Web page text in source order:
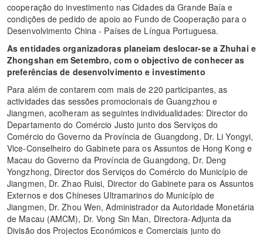
cooperação do investimento nas Cidades da Grande Baía e
condições de pedido de apoio ao Fundo de Cooperação para o
Desenvolvimento China - Países de Língua Portuguesa.
As entidades organizadoras planeiam deslocar-se a Zhuhai e
Zhongshan em Setembro, com o objectivo de conhecer as
preferências de desenvolvimento e investimento
Para além de contarem com mais de 220 participantes, as
actividades das sessões promocionais de Guangzhou e
Jiangmen, acolheram as seguintes individualidades: Director do
Departamento do Comércio Justo junto dos Serviços do
Comércio do Governo da Província de Guangdong, Dr. Li Yongyi,
Vice-Conselheiro do Gabinete para os Assuntos de Hong Kong e
Macau do Governo da Província de Guangdong, Dr. Deng
Yongzhong, Director dos Serviços do Comércio do Município de
Jiangmen, Dr. Zhao Ruisi, Director do Gabinete para os Assuntos
Externos e dos Chineses Ultramarinos do Município de
Jiangmen, Dr. Zhou Wen, Administrador da Autoridade Monetária
de Macau (AMCM), Dr. Vong Sin Man, Directora-Adjunta da
Divisão dos Projectos Económicos e Comerciais junto do